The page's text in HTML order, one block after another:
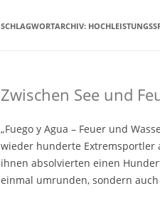
SCHLAGWORTARCHIV:
Zwischen See und
„Fuego y Agua – Feuer und
wieder hunderte Extremsportler
ihnen absolvierten einen
einmal umrunden, sondern